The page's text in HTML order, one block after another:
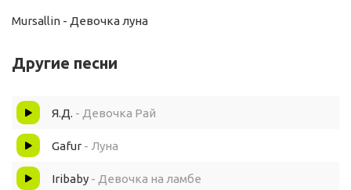
Mursallin - Девочка луна
Другие песни
Я.Д. - Девочка Рай
Gafur - Луна
Iribaby - Девочка на ламбе